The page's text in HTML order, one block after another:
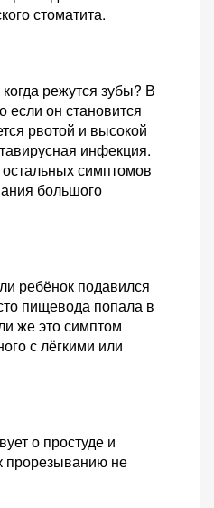
стоматита.
режутся зубы? В
он становится
рвотой и высокой
инфекция.
симптомов
большого
ребёнок подавился
пищевода попала в
же это симптом
с лёгкими или
о простуде и
прорезыванию не